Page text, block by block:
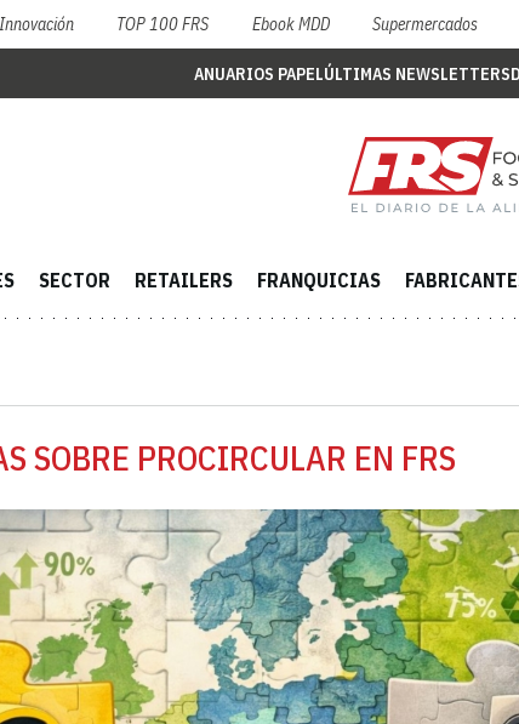
TOP 100 FRS Ebook MDD Supermercados
ANUARIOS PAPELÚLTIMAS NEWSLETTERS
SECTOR RETAILERS FRANQUICIAS
SOBRE PROCIRCULAR EN FRS